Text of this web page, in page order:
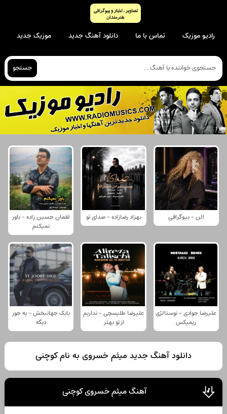
رادیو موزیک تماس با ما دانلود آهنگ جدید موزیک جدید
جستجو
الن - بیوگرافی بهزاد رضازاده - صدای تو
لقمان حسین زاده - باور
نمیکنم
علیرضا جوادی - نوستالژی
ریمیکس
علیرضا طلیسچی - نداریم
از تو بهتر
بابک جهانبخش - یه جور
دیگه
دانلود آهنگ جدید میثم خسروی به نام کوچنی
آهنگ میثم خسروی کوچنی